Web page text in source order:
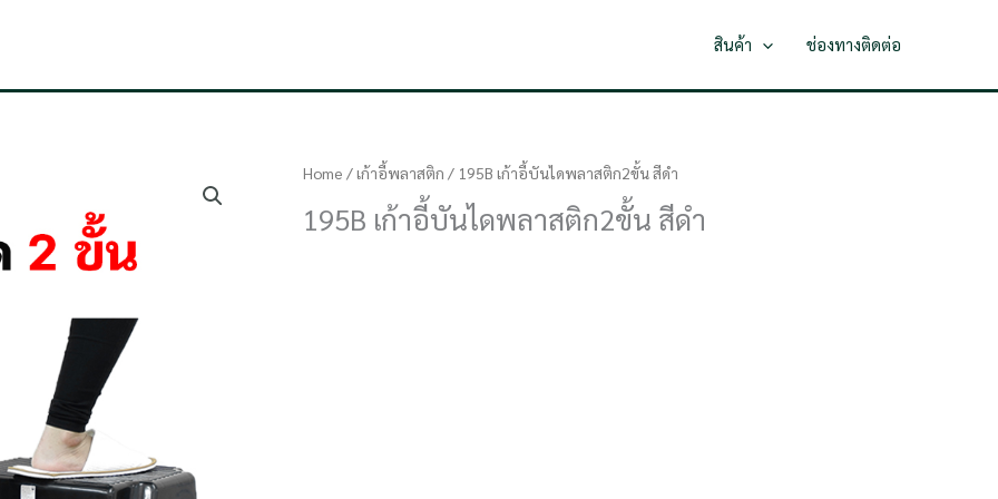
สินค้า ช่องทางติดต่อ
Home /เก้าอี้พลาสติก / 195B เก้าอี้บันไดพลาสติก2ขั้น สีดำ
195B เก้าอี้บันไดพลาสติก2ขั้น สีดำ